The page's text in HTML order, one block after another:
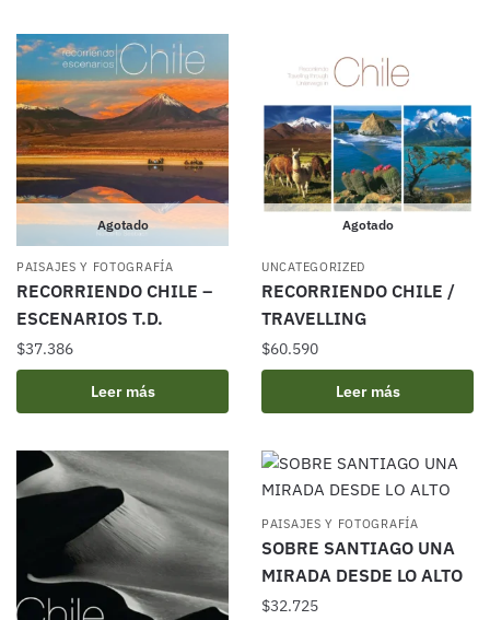
Agotado
PAISAJES Y FOTOGRAFÍA
RECORRIENDO CHILE –
ESCENARIOS T.D.
$37.386
Leer más
Agotado
UNCATEGORIZED
RECORRIENDO CHILE /
TRAVELLING
$60.590
Leer más
PAISAJES Y FOTOGRAFÍA
SOBRE SANTIAGO UNA
MIRADA DESDE LO ALTO
$32.725